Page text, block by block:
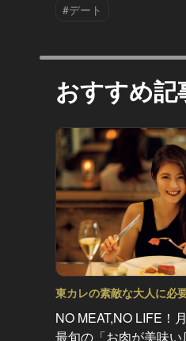
#デート
おすすめ記
東カレの素敵な大人に必
NO MEAT,NO LIFE！
最旬の「お肉が美味